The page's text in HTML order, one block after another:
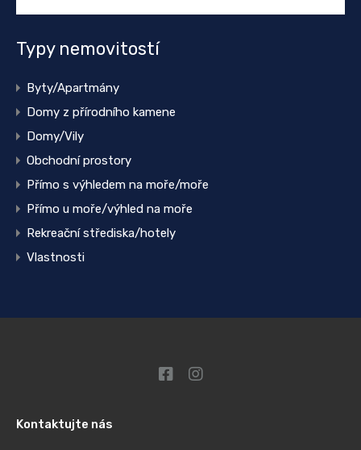
Typy nemovitostí
Byty/Apartmány
Domy z přírodního kamene
Domy/Vily
Obchodní prostory
Přímo s výhledem na moře/moře
Přímo u moře/výhled na moře
Rekreační střediska/hotely
Vlastnosti
Kontaktujte nás